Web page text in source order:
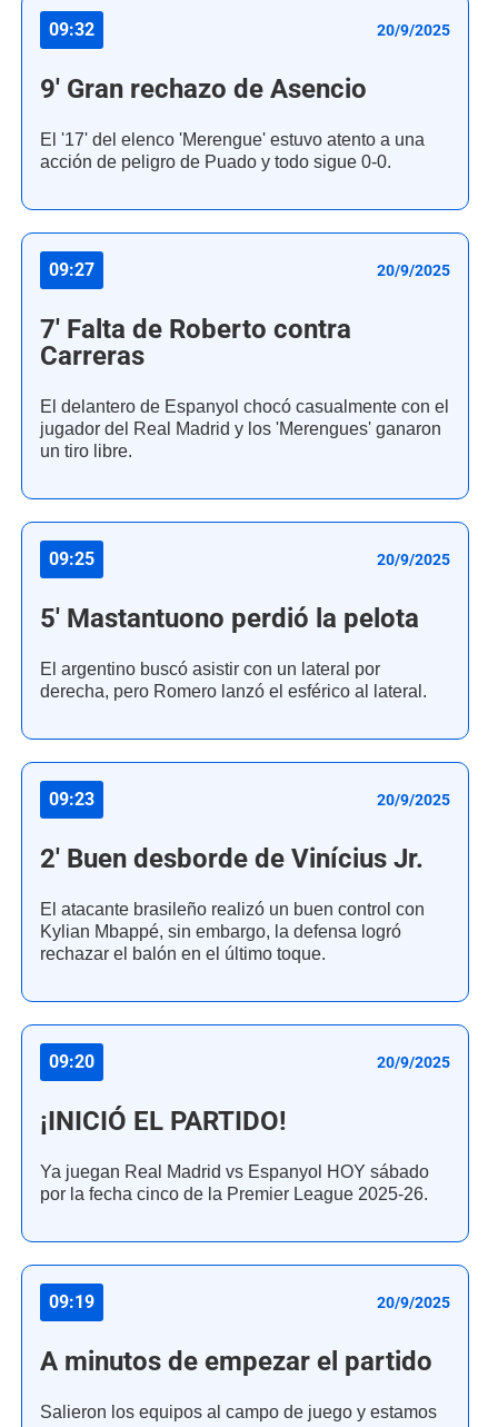
09:32 20/9/2025
9' Gran rechazo de Asencio
El '17' del elenco 'Merengue' estuvo atento a una
acción de peligro de Puado y todo sigue 0-0.
09:27 20/9/2025
7' Falta de Roberto contra
Carreras
El delantero de Espanyol chocó casualmente con el
jugador del Real Madrid y los 'Merengues' ganaron
un tiro libre.
09:25 20/9/2025
5' Mastantuono perdió la pelota
El argentino buscó asistir con un lateral por
derecha, pero Romero lanzó el esférico al lateral.
09:23 20/9/2025
2' Buen desborde de Vinícius Jr.
El atacante brasileño realizó un buen control con
Kylian Mbappé, sin embargo, la defensa logró
rechazar el balón en el último toque.
09:20 20/9/2025
¡INICIÓ EL PARTIDO!
Ya juegan Real Madrid vs Espanyol HOY sábado
por la fecha cinco de la Premier League 2025-26.
09:19 20/9/2025
A minutos de empezar el partido
Salieron los equipos al campo de juego y estamos